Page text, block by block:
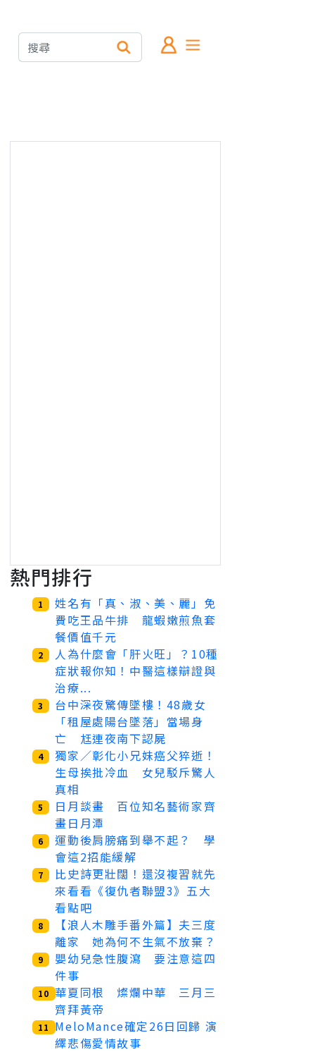
熱門排行
1
姓名有「真、淑、美、麗」免
費吃王品牛排 龍蝦嫩煎魚套
餐價值千元
2
人為什麼會「肝火旺」？10種
症狀報你知！中醫這樣辯證與
治療...
3
台中深夜驚傳墜樓！48歲女
「租屋處陽台墜落」當場身
亡 尪連夜南下認屍
4
獨家／彰化小兄妹癌父猝逝！
生母挨批冷血 女兒駁斥驚人
真相
5
日月談畫 百位知名藝術家齊
畫日月潭
6
運動後肩膀痛到舉不起？ 學
會這2招能緩解
7
比史詩更壯闊！還沒複習就先
來看看《復仇者聯盟3》五大
看點吧
8
【浪人木雕手番外篇】夫三度
離家 她為何不生氣不放棄？
9
嬰幼兒急性腹瀉 要注意這四
件事
10 華夏同根 燦爛中華 三月三
齊拜黃帝
11
MeloMance確定26日回歸 演
繹悲傷愛情故事